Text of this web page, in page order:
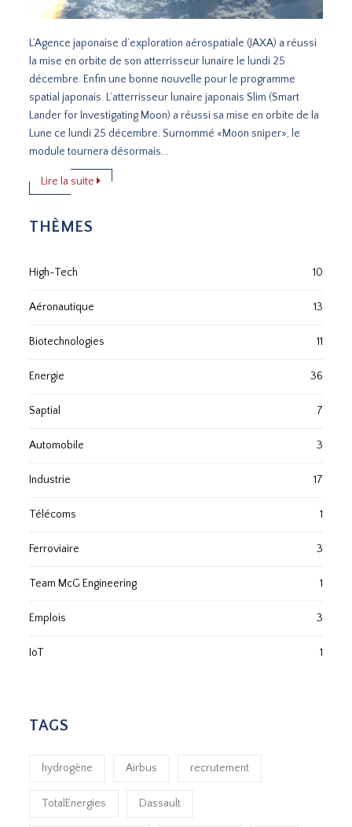
L’Agence japonaise d’exploration aérospatiale (JAXA) a réussi
la mise en orbite de son atterrisseur lunaire le lundi 25
décembre. Enfin une bonne nouvelle pour le programme
spatial japonais. L’atterrisseur lunaire japonais Slim (Smart
Lander for Investigating Moon) a réussi sa mise en orbite de la
Lune ce lundi 25 décembre. Surnommé «Moon sniper», le
module tournera désormais...
Lire la suite
THÈMES
High-Tech 10
Aéronautique 13
Biotechnologies 11
Energie 36
Saptial 7
Automobile 3
Industrie 17
Télécoms 1
Ferroviaire 3
Team McG Engineering 1
Emplois 3
IoT 1
TAGS
hydrogène Airbus recrutement
TotalEnergies Dassault